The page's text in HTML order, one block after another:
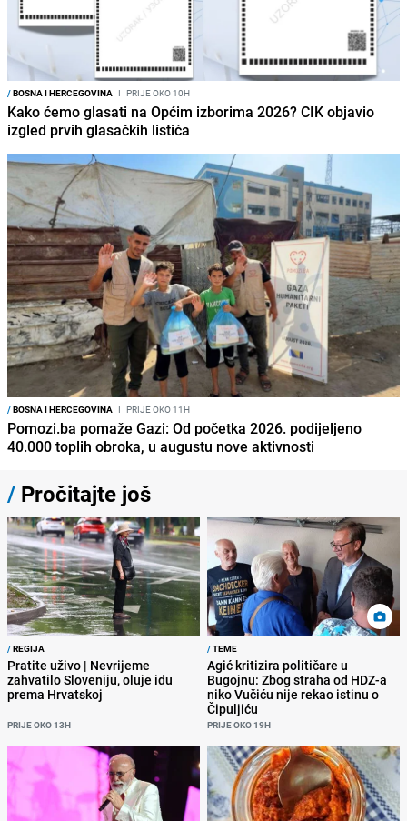
/BOSNA I HERCEGOVINA I PRIJE OKO 10H
Kako ćemo glasati na Općim izborima 2026? CIK objavio
izgled prvih glasačkih listića
/BOSNA I HERCEGOVINA I PRIJE OKO 11H
Pomozi.ba pomaže Gazi: Od početka 2026. podijeljeno
40.000 toplih obroka, u augustu nove aktivnosti
/ Pročitajte još
/REGIJA
Pratite uživo | Nevrijeme
zahvatilo Sloveniju, oluje idu
prema Hrvatskoj
PRIJE OKO 13H
/TEME
Agić kritizira političare u
Bugojnu: Zbog straha od HDZ-a
niko Vučiću nije rekao istinu o
Čipuljiću
PRIJE OKO 19H